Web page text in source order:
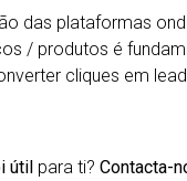
das plataformas
/ produtos é
cliques em
útil para ti? Contacta-